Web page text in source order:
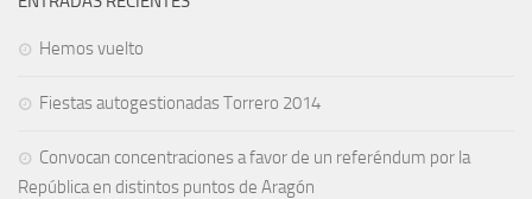
Hemos vuelto
Fiestas autogestionadas Torrero 2014
Convocan concentraciones a favor de un referéndum por la
República en distintos puntos de Aragón